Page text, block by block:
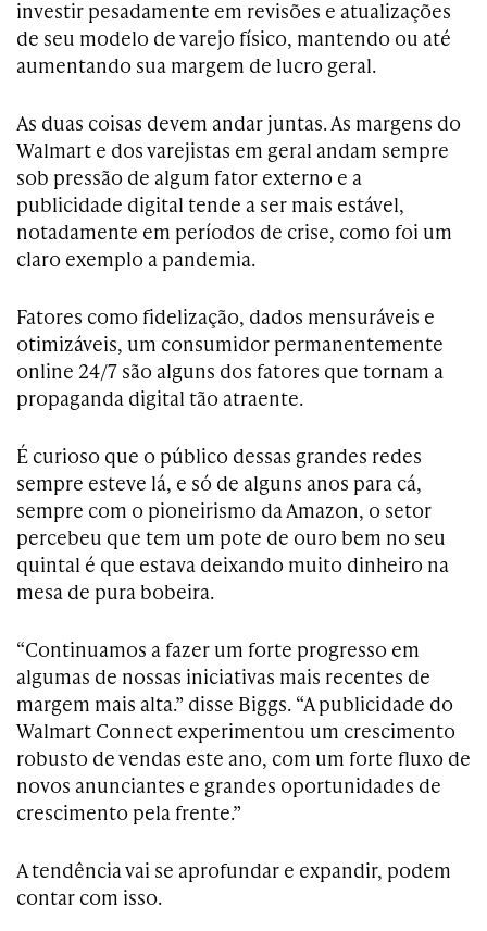
investir pesadamente em revisões e atualizações
de seu modelo de varejo físico, mantendo ou até
aumentando sua margem de lucro geral.
As duas coisas devem andar juntas. As margens do
Walmart e dos varejistas em geral andam sempre
sob pressão de algum fator externo e a
publicidade digital tende a ser mais estável,
notadamente em períodos de crise, como foi um
claro exemplo a pandemia.
Fatores como fidelização, dados mensuráveis e
otimizáveis, um consumidor permanentemente
online 24/7 são alguns dos fatores que tornam a
propaganda digital tão atraente.
É curioso que o público dessas grandes redes
sempre esteve lá, e só de alguns anos para cá,
sempre com o pioneirismo da Amazon, o setor
percebeu que tem um pote de ouro bem no seu
quintal é que estava deixando muito dinheiro na
mesa de pura bobeira.
“Continuamos a fazer um forte progresso em
algumas de nossas iniciativas mais recentes de
margem mais alta.” disse Biggs. “A publicidade do
Walmart Connect experimentou um crescimento
robusto de vendas este ano, com um forte fluxo de
novos anunciantes e grandes oportunidades de
crescimento pela frente.”
A tendência vai se aprofundar e expandir, podem
contar com isso.